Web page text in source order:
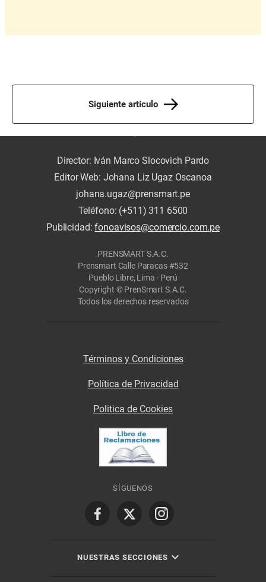
Siguiente artículo
Director: Iván Marco Slocovich Pardo
Editor Web: Johana Liz Ugaz Oscanoa
johana.ugaz@prensmart.pe
Teléfono: (+511) 311 6500
Publicidad:fonoavisos@comercio.com.pe
PRENSMART S.A.C.
Prensmart Calle Paracas #532
Pueblo Libre, Lima - Perú
Copyright © PrenSmart S.A.C.
Todos los derechos reservados
Términos y Condiciones
Política de Privacidad
Politica de Cookies
SÍGUENOS
NUESTRAS SECCIONES